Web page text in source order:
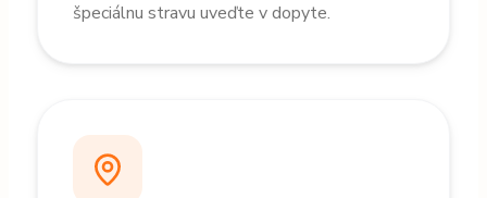
špeciálnu stravu uveďte v dopyte.